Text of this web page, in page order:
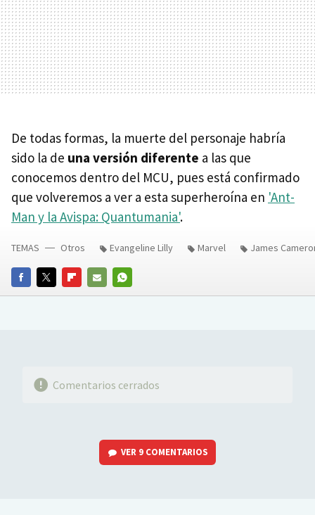
De todas formas, la muerte del personaje habría
sido la de una versión diferente a las que
conocemos dentro del MCU, pues está confirmado
que volveremos a ver a esta superheroína en 'Ant-
Man y la Avispa: Quantumania'.
FACEBOOKTWITTERFLIPBOARD
E-
WHATSAPP
TEMAS Otros Evangeline Lilly Marvel James
Comentarios cerrados
VER 9 COMENTARIOS